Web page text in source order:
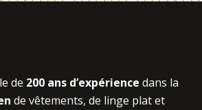
de 200 ans d’expérience dans la
de vêtements, de linge plat et